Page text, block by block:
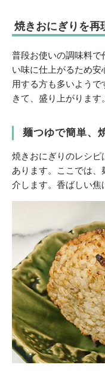
焼きおにぎりを再
普段お使いの調味料で
い味に仕上がるため
用する方も多いよう
きて、盛り上がります
麺つゆで簡単、
焼きおにぎりのレシピ
あります。ここでは
介します。香ばしい焦